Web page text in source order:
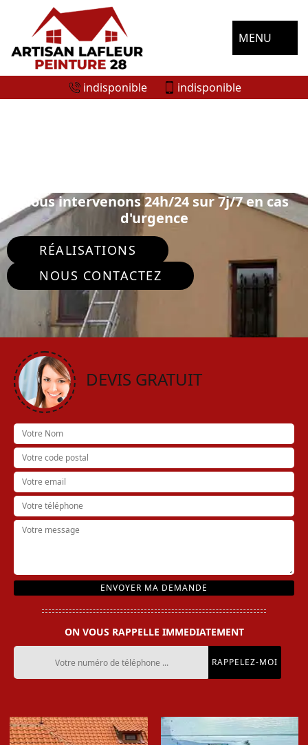
MENU
indisponible indisponible
Nous intervenons 24h/24 sur 7j/7 en cas
d'urgence
RÉALISATIONS
NOUS CONTACTEZ
DEVIS GRATUIT
ON VOUS RAPPELLE IMMEDIATEMENT